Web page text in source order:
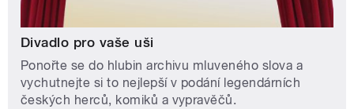
Divadlo pro vaše uši
Ponořte se do hlubin archivu mluveného slova a
vychutnejte si to nejlepší v podání legendárních
českých herců, komiků a vypravěčů.